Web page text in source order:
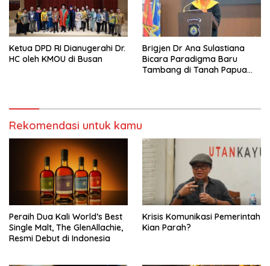
Ketua DPD RI Dianugerahi Dr.
HC oleh KMOU di Busan
Brigjen Dr Ana Sulastiana
Bicara Paradigma Baru
Tambang di Tanah Papua
Rekomendasi untuk kamu
Peraih Dua Kali World’s Best
Single Malt, The GlenAllachie,
Resmi Debut di Indonesia
Krisis Komunikasi Pemerintah
Kian Parah?